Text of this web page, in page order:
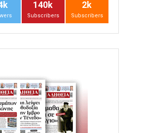
140k
Subscribers
2k
Subscribers